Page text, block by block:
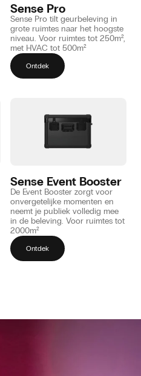
Sense Pro
Sense Pro tilt geurbeleving in
grote ruimtes naar het hoogste
niveau. Voor ruimtes tot 250m²,
met HVAC tot 500m²
Ontdek
Sense Event Booster
De Event Booster zorgt voor
onvergetelijke momenten en
neemt je publiek volledig mee
in de beleving. Voor ruimtes tot
2000m²
Ontdek